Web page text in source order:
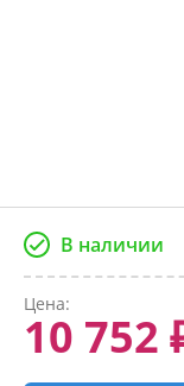
В наличии
Цена:
10 752